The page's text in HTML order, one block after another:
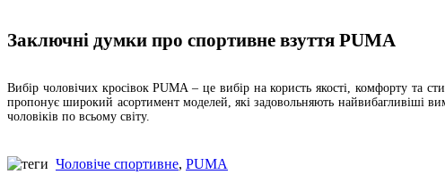
Заключні думки про спортивне взуття PUMA
Вибір чоловічих кросівок PUMA – це вибір на користь якості, комфорту та
пропонує широкий асортимент моделей, які задовольняють найвибагливіші
чоловіків по всьому світу.
Чоловіче спортивне, PUMA